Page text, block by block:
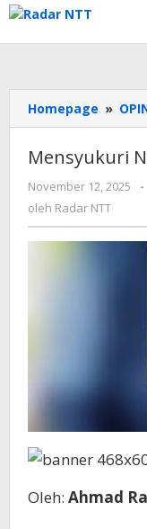
Lewati
konten
Homepage »
Mensyukuri
November 12, 2025 -
oleh Radar NTT
Oleh: Ahmad